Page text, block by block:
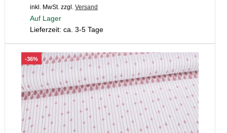
inkl. MwSt. zzgl. Versand
Auf Lager
Lieferzeit: ca. 3-5 Tage
-36%